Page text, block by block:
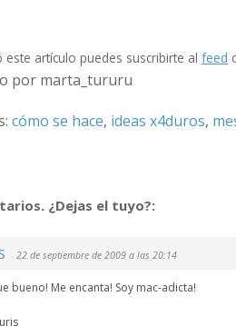
este artículo puedes suscribirte al feed
por marta_tururu
cómo se hace, ideas x4duros,
¿Dejas el tuyo?:
22 de septiembre de 2009 a las 20:14
bueno! Me encanta! Soy mac-adicta!